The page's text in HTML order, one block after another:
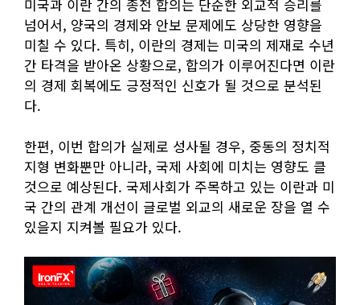
미국과 이란 간의 종전 합의는 단순한 외교적 승리를
넘어서, 양국의 경제와 안보 문제에도 상당한 영향을
미칠 수 있다. 특히, 이란의 경제는 미국의 제재로 수년
간 타격을 받아온 상황으로, 합의가 이루어진다면 이란
의 경제 회복에도 긍정적인 신호가 될 것으로 분석된
다.
한편, 이번 합의가 실제로 성사될 경우, 중동의 정치적
지형 변화뿐만 아니라, 국제 사회에 미치는 영향도 클
것으로 예상된다. 국제사회가 주목하고 있는 이란과 미
국 간의 관계 개선이 글로벌 외교의 새로운 장을 열 수
있을지 지켜볼 필요가 있다.